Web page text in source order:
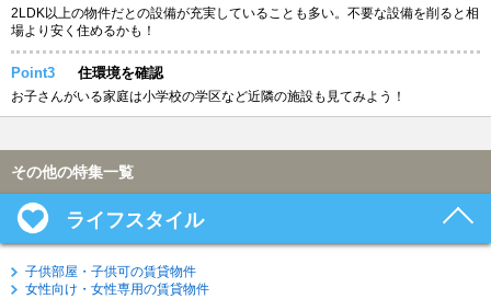
2LDK以上の物件だとの設備が充実していることも多い。不要な設備を削ると相
場より安く住めるかも！
Point3 住環境を確認
お子さんがいる家庭は小学校の学区など近隣の施設も見てみよう！
その他の特集一覧
ライフスタイル
子供部屋・子供可の賃貸物件
女性向け・女性専用の賃貸物件